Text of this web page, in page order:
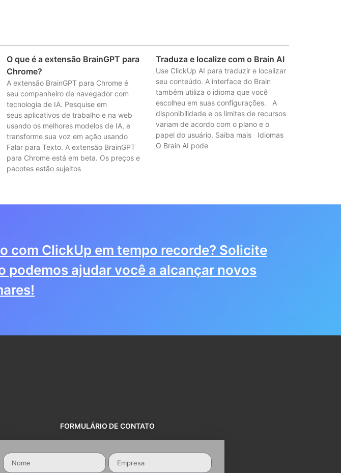
O que é a extensão BrainGPT para
Chrome?
A extensão BrainGPT para Chrome é
seu companheiro de navegador com
tecnologia de IA. Pesquise em
seus aplicativos de trabalho e na web
usando os melhores modelos de IA, e
transforme sua voz em ação usando
Falar para Texto. A extensão BrainGPT
para Chrome está em beta. Os preços e
pacotes estão sujeitos
Traduza e localize com o Brain AI
Use ClickUp AI para traduzir e localizar
seu conteúdo. A interface do Brain
também utiliza o idioma que você
escolheu em suas configurações. A
disponibilidade e os limites de recursos
variam de acordo com o plano e o
papel do usuário. Saiba mais Idiomas
O Brain AI pode
com ClickUp em tempo recorde? Solicite
podemos ajudar você a alcançar novos
FORMULÁRIO DE CONTATO